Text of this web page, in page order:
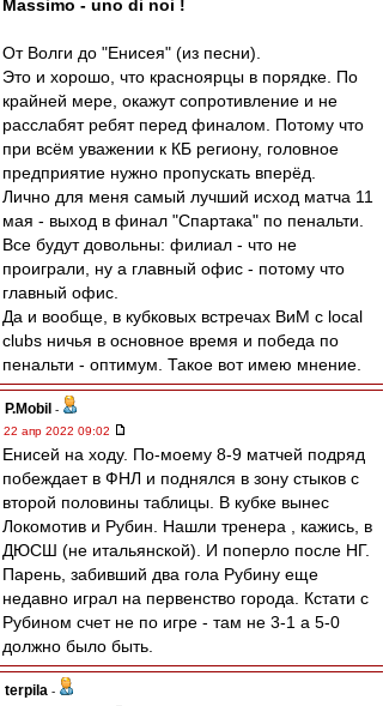
Massimo - uno di noi !
От Волги до "Енисея" (из песни).
Это и хорошо, что красноярцы в порядке. По
крайней мере, окажут сопротивление и не
расслабят ребят перед финалом. Потому что
при всём уважении к КБ региону, головное
предприятие нужно пропускать вперёд.
Лично для меня самый лучший исход матча 11
мая - выход в финал "Спартака" по пенальти.
Все будут довольны: филиал - что не
проиграли, ну а главный офис - потому что
главный офис.
Да и вообще, в кубковых встречах ВиМ с local
clubs ничья в основное время и победа по
пенальти - оптимум. Такое вот имею мнение.
P.Mobil -
22 апр 2022 09:02
Енисей на ходу. По-моему 8-9 матчей подряд
побеждает в ФНЛ и поднялся в зону стыков с
второй половины таблицы. В кубке вынес
Локомотив и Рубин. Нашли тренера , кажись, в
ДЮСШ (не итальянской). И поперло после НГ.
Парень, забивший два гола Рубину еще
недавно играл на первенство города. Кстати с
Рубином счет не по игре - там не 3-1 а 5-0
должно было быть.
terpila -